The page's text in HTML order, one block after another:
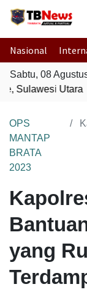
Nasional
Sabtu, 08
Sulawesi Utara
OPS
MANTAP
BRATA
2023
yang